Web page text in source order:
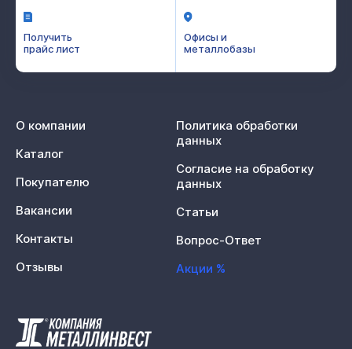
Получить
прайс лист
Офисы и
металлобазы
О компании
Каталог
Покупателю
Вакансии
Контакты
Отзывы
Политика обработки
данных
Согласие на обработку
данных
Статьи
Вопрос-Ответ
Акции %